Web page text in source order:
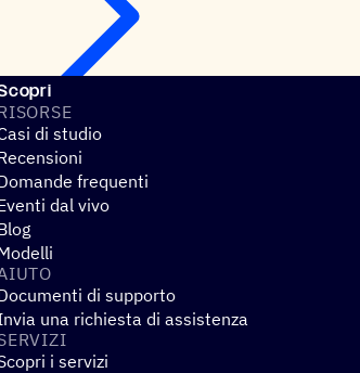
di studio
frequenti
dal vivo
di supporto
una richiesta di assistenza
i servizi